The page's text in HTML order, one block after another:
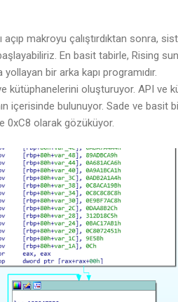
ı açıp makroyu çalıştırdıktan sonra,
En basit tabirle, Rising
bir arka kapı programıdır.
kütüphanelerini oluşturuyor. API ve
içerisinde bulunuyor. Sade ve basit
0xC8 olarak gözüküyor.